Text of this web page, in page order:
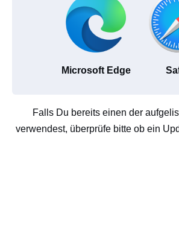
Microsoft Edge
Falls Du bereits einen der
verwendest, überprüfe bitte ob ein